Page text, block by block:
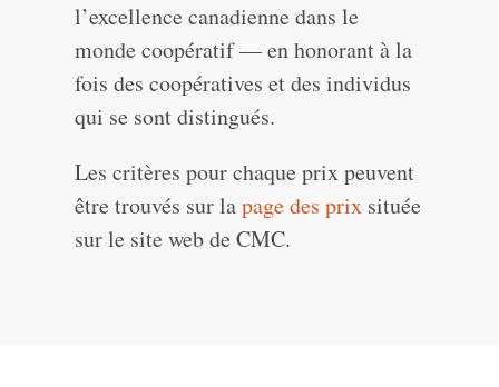
l’excellence canadienne dans le
monde coopératif — en honorant à la
fois des coopératives et des individus
qui se sont distingués.
Les critères pour chaque prix peuvent
être trouvés sur lapage des prix située
sur le site web de CMC.